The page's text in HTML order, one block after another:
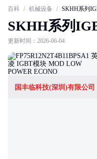
百科 / 机械设备 / SKHH系列
SKHH系列
更新时间：2026-06-04
国丰临科技(深圳)有限公司